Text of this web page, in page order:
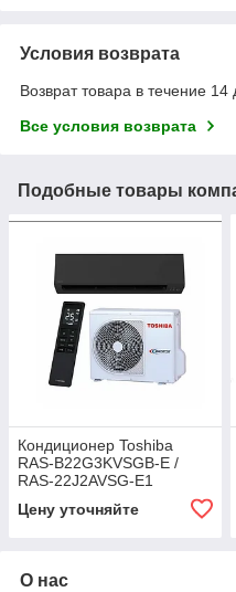
Условия возврата
Возврат товара в течение
Все условия возврата
Подобные товары
Кондиционер Toshiba
RAS-B22G3KVSGB-E /
RAS-22J2AVSG-E1
Цену уточняйте
О нас